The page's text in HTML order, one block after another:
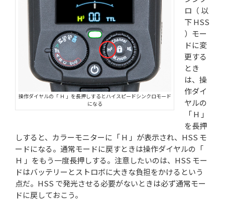
操作ダイヤルの「 Ｈ 」を長押しするとハイスピードシンクロモード
になる
ロ（ 以
下 HSS
）モー
ドに変
更する
とき
は、操
作ダイ
ヤルの
「 H 」
を長押
しすると、カラーモニターに「 H 」が表示され、HSS モ
ードになる。通常モードに戻すときは操作ダイヤルの「
Ｈ 」をもう一度長押しする。注意したいのは、HSS モー
ドはバッテリーとストロボに大きな負担をかけるという
点だ。HSS で発光させる必要がないときは必ず通常モー
ドに戻しておこう。